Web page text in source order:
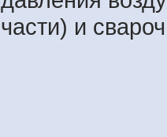
части) и